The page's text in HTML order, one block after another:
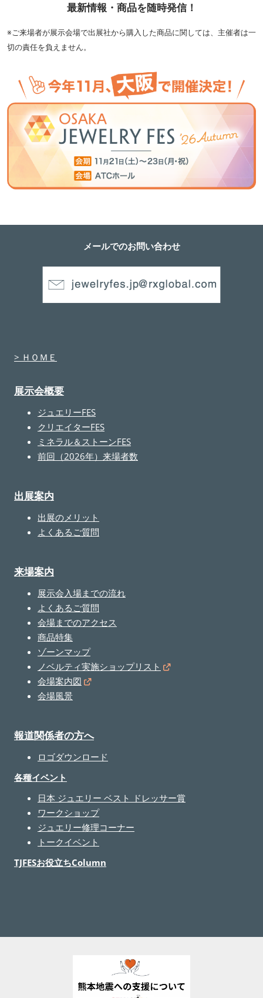
最新情報・商品を随時発信！
※ご来場者が展示会場で出展社から購入した商品に関しては、主催者は一
切の責任を負えません。
メールでのお問い合わせ
> ＨＯＭＥ
展示会概要
ジュエリーFES
クリエイターFES
ミネラル＆ストーンFES
前回（2026年）来場者数
出展案内
出展のメリット
よくあるご質問
来場案内
展示会入場までの流れ
よくあるご質問
会場までのアクセス
商品特集
ゾーンマップ
ノベルティ実施ショップリスト
会場案内図
会場風景
報道関係者の方へ
ロゴダウンロード
各種イベント
日本 ジュエリー ベスト ドレッサー賞
ワークショップ
ジュエリー修理コーナー
トークイベント
TJFESお役立ちColumn